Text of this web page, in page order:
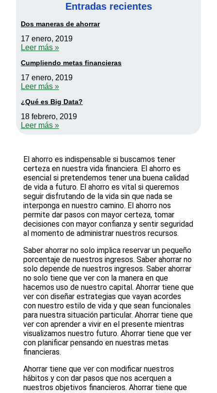
Entradas recientes
Dos maneras de ahorrar
17 enero, 2019
Leer más »
Cumpliendo metas financieras
17 enero, 2019
Leer más »
¿Qué es Big Data?
18 febrero, 2019
Leer más »
El ahorro es indispensable si buscamos tener
certeza en nuestra vida financiera. El ahorro es
esencial si pretendemos tener una buena calidad
de vida a futuro. El ahorro es vital si queremos
seguir disfrutando de la vida sin que nada se
interponga en nuestro camino. El ahorro nos
permite dar pasos con mayor certeza, tomar
decisiones con mayor confianza y sentir seguridad
al momento de administrar nuestros recursos.
Saber ahorrar no solo implica reservar un pequeño
porcentaje de nuestros ingresos. Saber ahorrar no
solo depende de nuestros ingresos. Saber ahorrar
no solo tiene que ver con la manera en que
hacemos uso de nuestro capital. Ahorrar tiene que
ver con diseñar estrategias que vayan acordes
con nuestro estilo de vida y que sean funcionales
para nuestra situación particular. Ahorrar tiene que
ver con aprender a vivir en el presente mientras
visualizamos nuestro futuro. Ahorrar tiene que ver
con planificar pensando en nuestras metas
financieras.
Ahorrar tiene que ver con modificar nuestros
hábitos y con dar pasos que nos acerquen a
nuestros objetivos financieros. Ahorrar tiene que